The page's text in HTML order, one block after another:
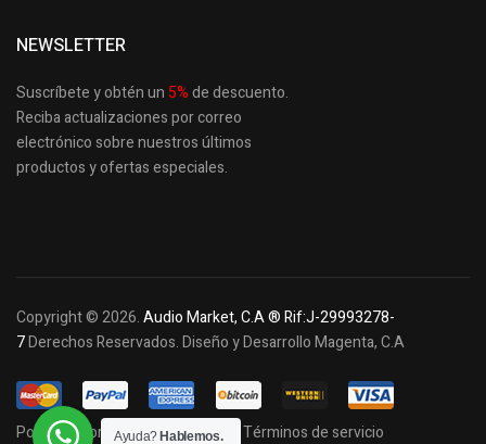
NEWSLETTER
Suscríbete y obtén un 5%de descuento.
Reciba actualizaciones por correo
electrónico sobre nuestros últimos
productosy ofertas especiales.
Copyright © 2026.Audio Market, C.A ® Rif:J-29993278-
7Derechos Reservados. Diseño y Desarrollo Magenta, C.A
Política de privacidad y cookies Términos de servicio
Ayuda? Hablemos.